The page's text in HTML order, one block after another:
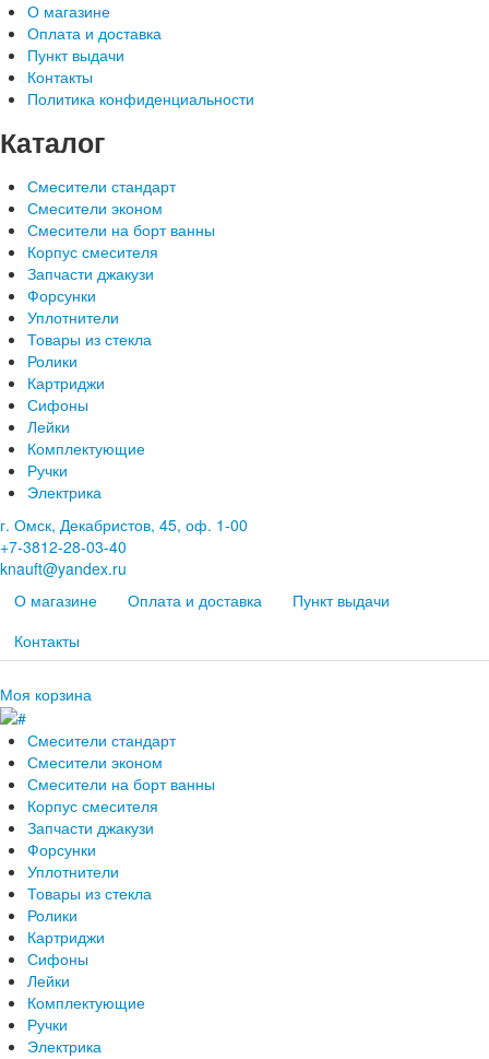
О магазине
Оплата и доставка
Пункт выдачи
Контакты
Политика конфиденциальности
Каталог
Смесители стандарт
Смесители эконом
Смесители на борт ванны
Корпус смесителя
Запчасти джакузи
Форсунки
Уплотнители
Товары из стекла
Ролики
Картриджи
Сифоны
Лейки
Комплектующие
Ручки
Электрика
г. Омск, Декабристов, 45, оф. 1-00
+7-3812-28-03-40
knauft@yandex.ru
О магазине
Оплата и доставка
Пункт выдачи
Контакты
Моя корзина
Смесители стандарт
Смесители эконом
Смесители на борт ванны
Корпус смесителя
Запчасти джакузи
Форсунки
Уплотнители
Товары из стекла
Ролики
Картриджи
Сифоны
Лейки
Комплектующие
Ручки
Электрика